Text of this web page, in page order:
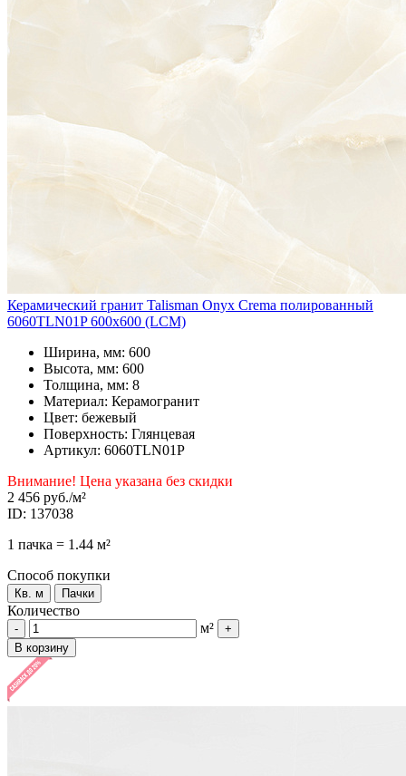
Керамический гранит Talisman Onyx Crema полированный
6060TLN01P 600x600 (LCM)
Ширина, мм: 600
Высота, мм: 600
Толщина, мм: 8
Материал: Керамогранит
Цвет: бежевый
Поверхность: Глянцевая
Артикул: 6060TLN01P
Внимание! Цена указана без скидки
2 456 руб./м²
ID: 137038
1 пачка = 1.44 м²
Способ покупки
Кв. м Пачки
Количество
- м²
+
В корзину